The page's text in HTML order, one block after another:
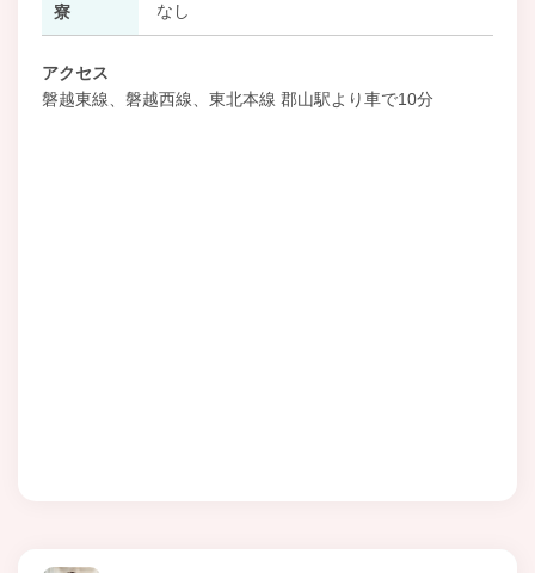
寮 なし
アクセス
磐越東線、磐越西線、東北本線 郡山駅より車で10分